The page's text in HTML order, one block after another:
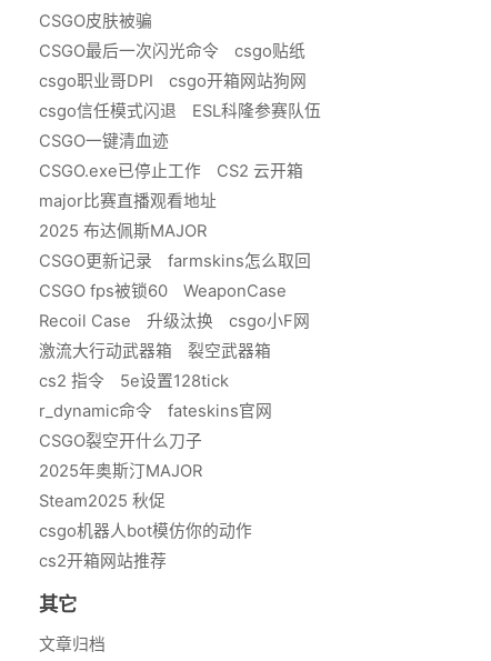
CSGO皮肤被骗
CSGO最后一次闪光命令
csgo贴纸
csgo职业哥DPI
csgo开箱网站狗网
csgo信任模式闪退
ESL科隆参赛队伍
CSGO一键清血迹
CSGO.exe已停止工作
CS2 云开箱
major比赛直播观看地址
2025 布达佩斯MAJOR
CSGO更新记录
farmskins怎么取回
CSGO fps被锁60
WeaponCase
Recoil Case
升级汰换
csgo小F网
激流大行动武器箱
裂空武器箱
cs2 指令
5e设置128tick
r_dynamic命令
fateskins官网
CSGO裂空开什么刀子
2025年奥斯汀MAJOR
Steam2025 秋促
csgo机器人bot模仿你的动作
cs2开箱网站推荐
其它
文章归档